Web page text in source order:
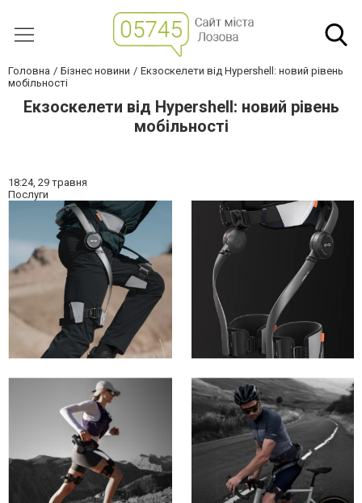
Головна Бізнес новини
Екзоскелети від Hypershell: новий рівень
мобільності
Екзоскелети від Hypershell: новий рівень
мобільності
18:24, 29 травня
Послуги